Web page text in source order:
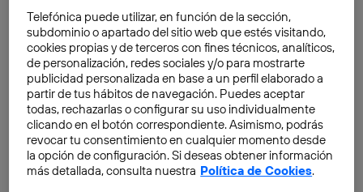
employment opportunities, particularly among the
young, Navarro said.
Telefónica puede utilizar, en función de la sección,
subdominio o apartado del sitio web que estés visitando,
cookies propias y de terceros con fines técnicos, analíticos,
de personalización, redes sociales y/o para mostrarte
publicidad personalizada en base a un perfil elaborado a
partir de tus hábitos de navegación. Puedes aceptar
todas, rechazarlas o configurar su uso individualmente
clicando en el botón correspondiente. Asimismo, podrás
revocar tu consentimiento en cualquier momento desde
la opción de configuración. Si deseas obtener información
más detallada, consulta nuestra Política de Cookies.